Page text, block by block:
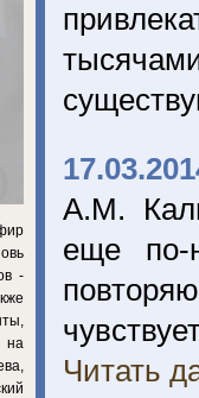
А.М.
еще по-
Читать
-
на